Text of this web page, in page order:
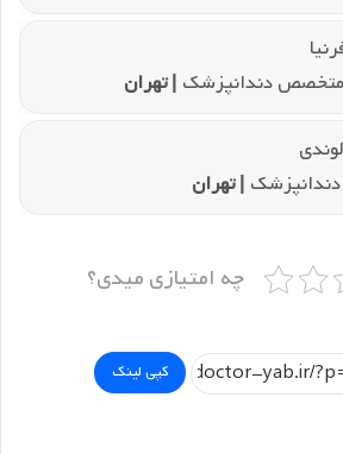
دندانپزشک | تهران
| تهران
چه امتیازی میدی؟
کپی لینک